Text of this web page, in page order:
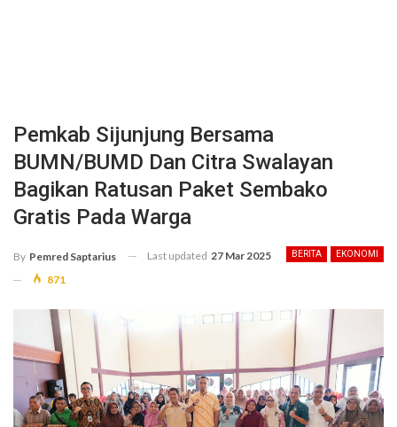
Pemkab Sijunjung Bersama
BUMN/BUMD Dan Citra Swalayan
Bagikan Ratusan Paket Sembako
Gratis Pada Warga
BERITA EKONOMI
By Pemred Saptarius Last updated 27 Mar 2025
871